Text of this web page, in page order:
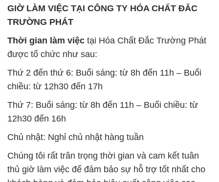
Thứ 2 đến thứ 6: Buổi sáng: từ 8h đến 11h – Buổi
chiều: từ 12h30 đến 17h
Thứ 7: Buổi sáng: từ 8h đến 11h – Buổi chiều: từ
12h30 đến 16h
Chủ nhật: Nghỉ chủ nhật hàng tuần
thủ giờ làm việc để đảm bảo sự hỗ trợ tốt nhất cho
khách hàng và đảm bảo hiệu suất công việc cao
nhất của nhân viên.
BẢN ĐỒ MAP TẠI CÔNG TY HÓA CHẤT ĐẮC
TRƯỜNG PHÁT